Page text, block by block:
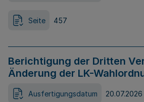
Seite 457
Berichtigung der Dritten
Änderung der LK-
Ausfertigungsdatum 20.07.2026